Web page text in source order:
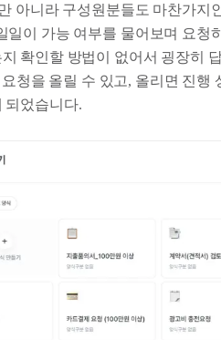
아니라 구성원분들도 마찬가지
일이 가능 여부를 물어보며 요청
확인할 방법이 없어서 굉장히
청을 올릴 수 있고, 올리면 진행
되었습니다.